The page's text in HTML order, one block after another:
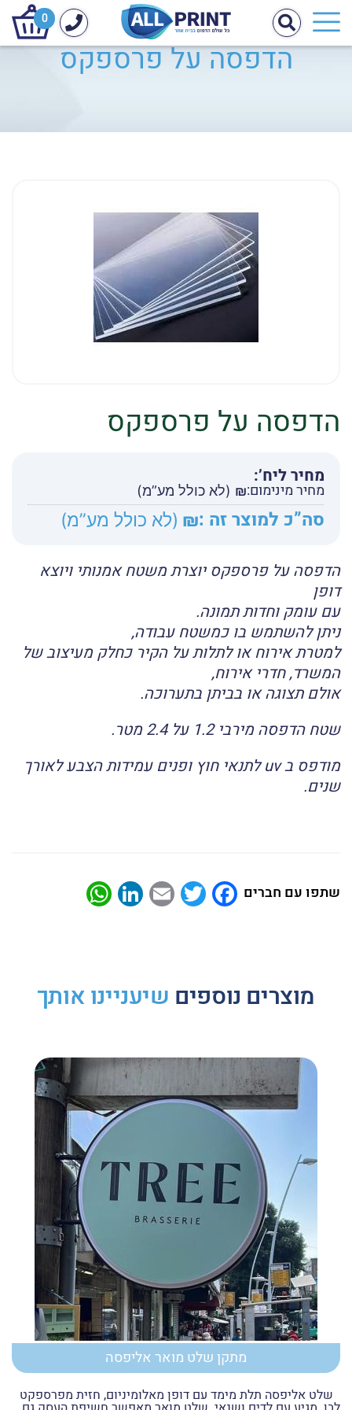
0
הדפסה על פרספקס
הדפסה על פרספקס
מחיר ליח’:
מחיר מינימום:₪ (לא כולל מע”מ)
סה”כ למוצר זה :₪ (לא כולל מע”מ)
הדפסה על פרספקס יוצרת משטח אמנותי ויוצא
דופן
עם עומק וחדות תמונה.
ניתן להשתמש בו כמשטח עבודה,
למטרת אירוח או לתלות על הקיר כחלק מעיצוב של
המשרד, חדרי אירוח,
אולם תצוגה או בביתן בתערוכה.
שטח הדפסה מירבי 1.2 על 2.4 מטר.
מודפס ב uv לתנאי חוץ ופנים עמידות הצבע לאורך
שנים.
שתפו עם חברים Facebook
Twitter
Email
LinkedIn
מוצרים נוספים שיעניינו אותך
מתקן שלט מואר אליפסה
שלט אליפסה תלת מימד עם דופן מאלומיניום, חזית מפרספקט